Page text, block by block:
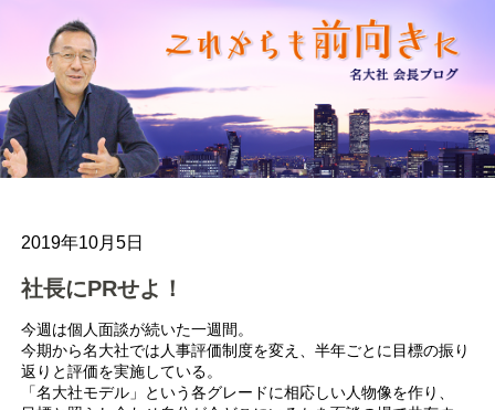
2019年10月5日
社長にPRせよ！
今週は個人面談が続いた一週間。
今期から名大社では人事評価制度を変え、半年ごとに目標の振り
返りと評価を実施している。
「名大社モデル」という各グレードに相応しい人物像を作り、